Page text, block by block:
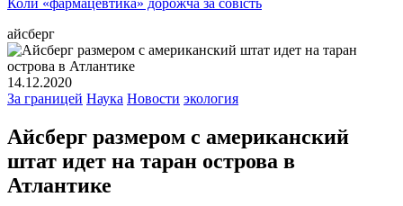
Коли «фармацевтика» дорожча за совість
айсберг
14.12.2020
За границей Наука Новости экология
Айсберг размером с американский
штат идет на таран острова в
Атлантике